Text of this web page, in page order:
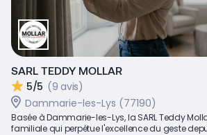
SARL TEDDY MOLLAR
5/5 (9 avis)
Dammarie-les-Lys (77190)
Basée à Dammarie-les-Lys, la SARL Teddy
familiale qui perpétue l'excellence du geste